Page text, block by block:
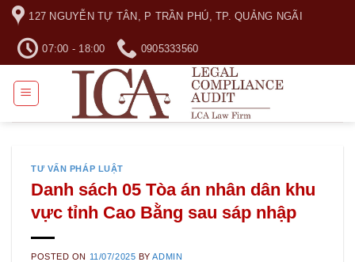
Skip
content
127 NGUYỄN TỰ TÂN, P TRẦN PHÚ, TP. QUẢNG NGÃI
07:00 - 18:00 0905333560
TƯ VẤN PHÁP LUẬT
Danh sách 05 Tòa án nhân dân khu
vực tỉnh Cao Bằng sau sáp nhập
POSTED ON 11/07/2025 BYADMIN